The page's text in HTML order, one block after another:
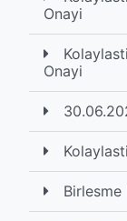
Onayi
Onayi